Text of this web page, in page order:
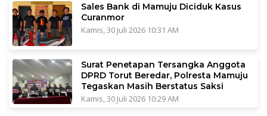
Sales Bank di Mamuju Diciduk Kasus
Curanmor
Kamis, 30 Juli 2026 10:31 AM
Surat Penetapan Tersangka Anggota
DPRD Torut Beredar, Polresta Mamuju
Tegaskan Masih Berstatus Saksi
Kamis, 30 Juli 2026 10:29 AM